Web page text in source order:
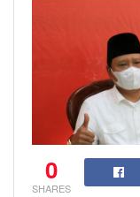
0
SHARES